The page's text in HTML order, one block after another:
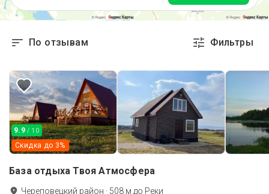
По отзывам Фильтры
9.9 / 10
Скидка до 3%
База отдыха Твоя Атмосфера
Череповецкий район · 508 м до Реки